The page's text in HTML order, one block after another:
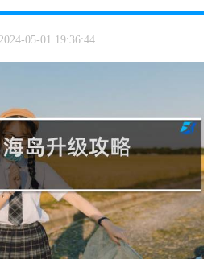
05-01 19:36:44